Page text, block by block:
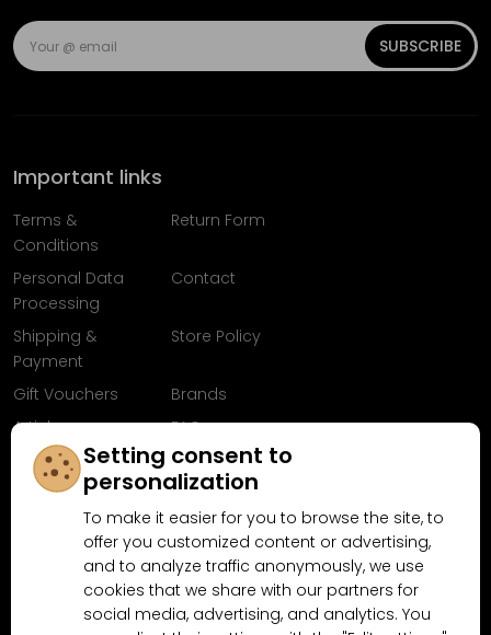
SUBSCRIBE
Important links
Terms &
Conditions
Return Form
Personal Data
Processing
Contact
Shipping &
Payment
Store Policy
Gift Vouchers
Brands
Articles
FAQ
Follow us on
Facebook
Why shop at MN-Modelar.com
Setting consent to
personalization
To make it easier for you to browse the site, to
offer you customized content or advertising,
and to analyze traffic anonymously, we use
cookies that we share with our partners for
social media, advertising, and analytics. You